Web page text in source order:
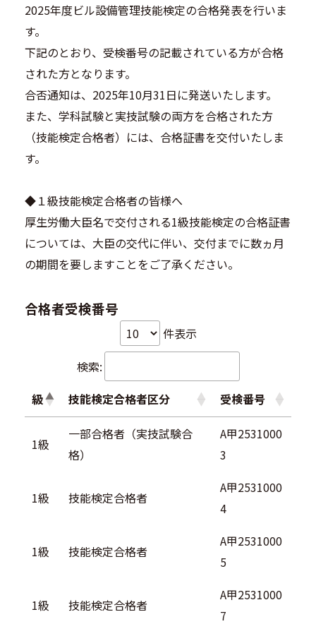
2025年度ビル設備管理技能検定の合格発表を行いま
す。
下記のとおり、受検番号の記載されている方が合格
された方となります。
合否通知は、2025年10月31日に発送いたします。
また、学科試験と実技試験の両方を合格された方
（技能検定合格者）には、合格証書を交付いたしま
す。
◆１級技能検定合格者の皆様へ
厚生労働大臣名で交付される1級技能検定の合格証書
については、大臣の交代に伴い、交付までに数ヵ月
の期間を要しますことをご了承ください。
合格者受検番号
件表示
検索:
級
技能検定合格者区分 受検番号
1級
一部合格者（実技試験合
格）
A甲2531000
3
1級 技能検定合格者
A甲2531000
4
1級 技能検定合格者
A甲2531000
5
1級 技能検定合格者
A甲2531000
7